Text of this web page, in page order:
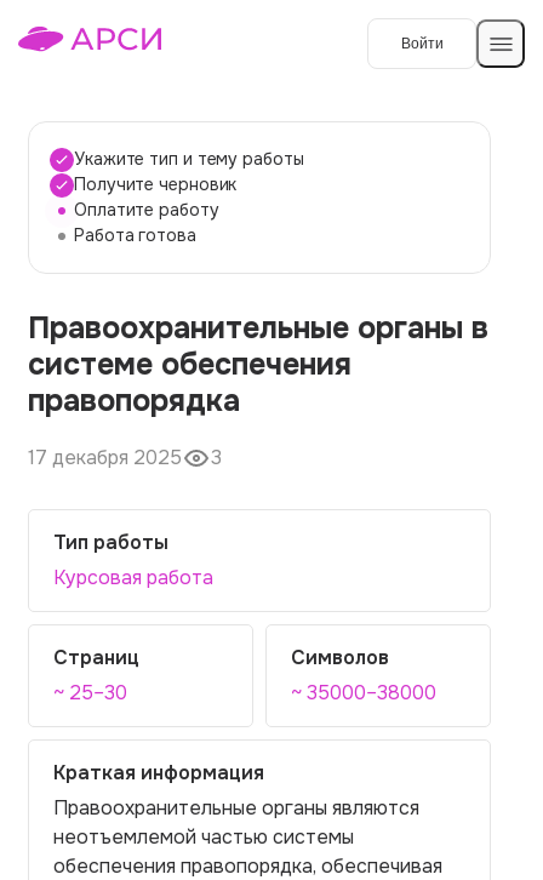
Войти
Темы работ
О сервисе
О компании
Наши гарантии
Вопросы и ответы
Контакты
Укажите тип и тему работы
Получите черновик
Оплатите работу
Работа готова
Правоохранительные органы в
системе обеспечения
правопорядка
17 декабря 2025 3
Тип работы
Курсовая работа
Страниц
~ 25–30
Символов
~ 35000–38000
Краткая информация
Правоохранительные органы являются
неотъемлемой частью системы
обеспечения правопорядка, обеспечивая